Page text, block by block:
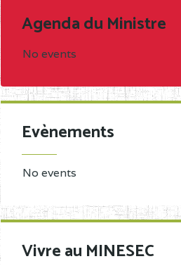
Agenda du Ministre
No events
Evènements
No events
Vivre au MINESEC